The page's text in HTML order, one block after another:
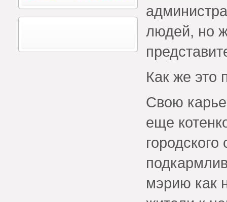
людей, но
Как же это
Свою
еще
мэрию как